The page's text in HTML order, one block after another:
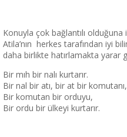
Konuyla çok bağlantılı olduğuna
Atila’nın herkes tarafından iyi
daha birlikte hatırlamakta yarar
Bir mıh bir nalı kurtarır.
Bir nal bir atı, bir at bir komutanı,
Bir komutan bir orduyu,
Bir ordu bir ülkeyi kurtarır.